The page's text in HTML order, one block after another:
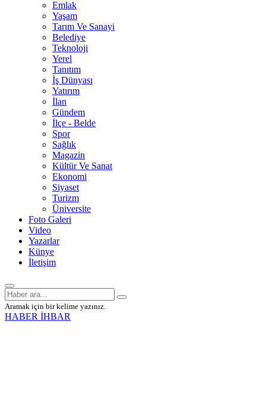
Emlak
Yaşam
Tarım Ve Sanayi
Belediye
Teknoloji
Yerel
Tanıtım
İş Dünyası
Yatırım
İlan
Gündem
İlçe - Belde
Spor
Sağlık
Magazin
Kültür Ve Sanat
Ekonomi
Siyaset
Turizm
Üniversite
Foto Galeri
Video
Yazarlar
Künye
İletişim
Aramak için bir kelime yazınız.
HABER İHBAR